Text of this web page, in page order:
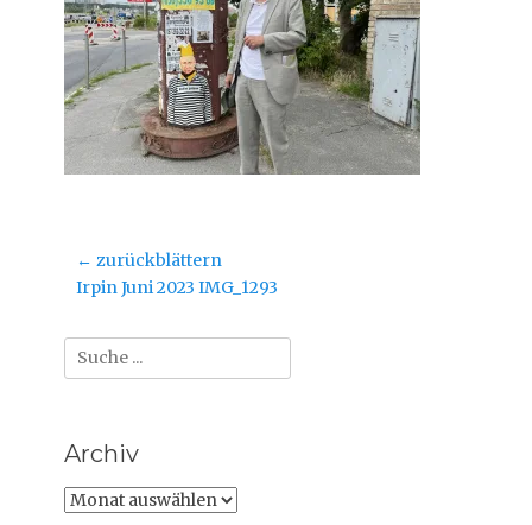
Beitragsnavigation
← zurückblättern
Vorheriger
Irpin Juni 2023 IMG_1293
Suche
nach:
Archiv
Archiv